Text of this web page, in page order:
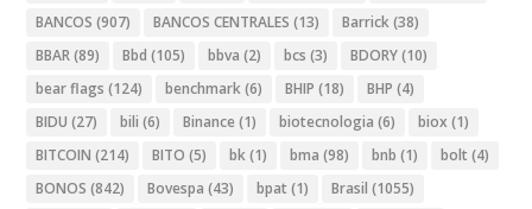
BANCOS (907) BANCOS CENTRALES (13) Barrick(38)
BBAR(89) Bbd (105) bbva (2) bcs (3) BDORY(10)
bear flags (124) benchmark(6) BHIP (18) BHP (4)
BIDU (27) bili (6) Binance (1) biotecnologia (6) biox (1)
BITCOIN (214) BITO (5) bk(1) bma (98) bnb (1) bolt (4)
BONOS (842) Bovespa (43) bpat (1) Brasil (1055)